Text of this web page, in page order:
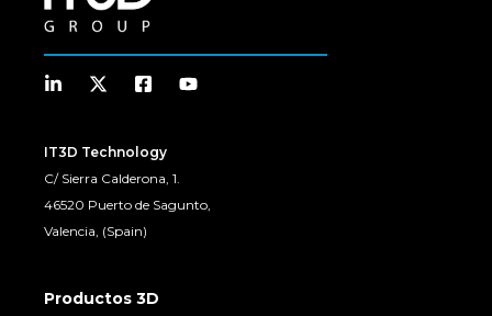
IT3D Technology
C/ Sierra Calderona, 1.
46520 Puerto de Sagunto,
Valencia, (Spain)
Productos 3D